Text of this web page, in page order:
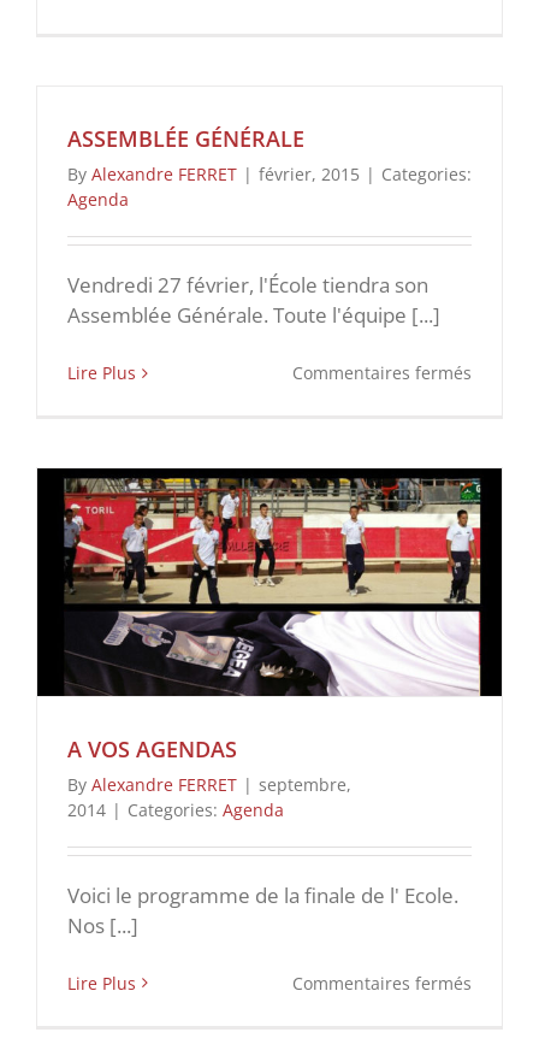
ASSEMBLÉE GÉNÉRALE
By Alexandre FERRET | février, 2015 | Categories:
Agenda
Vendredi 27 février, l'École tiendra son
Assemblée Générale. Toute l'équipe [...]
Lire Plus Commentaires fermés
A VOS AGENDAS
By Alexandre FERRET | septembre,
2014 | Categories: Agenda
Voici le programme de la finale de l' Ecole.
Nos [...]
Lire Plus Commentaires fermés